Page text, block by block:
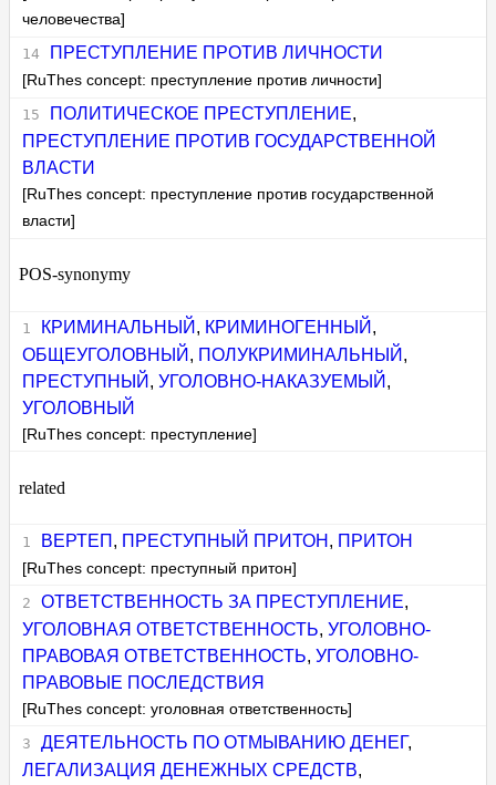
человечества]
ПРЕСТУПЛЕНИЕ ПРОТИВ ЛИЧНОСТИ
[RuThes concept: преступление против личности]
ПОЛИТИЧЕСКОЕ ПРЕСТУПЛЕНИЕ,
ПРЕСТУПЛЕНИЕ ПРОТИВ ГОСУДАРСТВЕННОЙ
ВЛАСТИ
[RuThes concept: преступление против государственной
власти]
POS-synonymy
КРИМИНАЛЬНЫЙ , КРИМИНОГЕННЫЙ ,
ОБЩЕУГОЛОВНЫЙ , ПОЛУКРИМИНАЛЬНЫЙ ,
ПРЕСТУПНЫЙ ,УГОЛОВНО-НАКАЗУЕМЫЙ ,
УГОЛОВНЫЙ
[RuThes concept: преступление]
related
ВЕРТЕП , ПРЕСТУПНЫЙ ПРИТОН , ПРИТОН
[RuThes concept: преступный притон]
ОТВЕТСТВЕННОСТЬ ЗА ПРЕСТУПЛЕНИЕ,
УГОЛОВНАЯ ОТВЕТСТВЕННОСТЬ,УГОЛОВНО-
ПРАВОВАЯ ОТВЕТСТВЕННОСТЬ,УГОЛОВНО-
ПРАВОВЫЕ ПОСЛЕДСТВИЯ
[RuThes concept: уголовная ответственность]
ДЕЯТЕЛЬНОСТЬ ПО ОТМЫВАНИЮ ДЕНЕГ,
ЛЕГАЛИЗАЦИЯ ДЕНЕЖНЫХ СРЕДСТВ,